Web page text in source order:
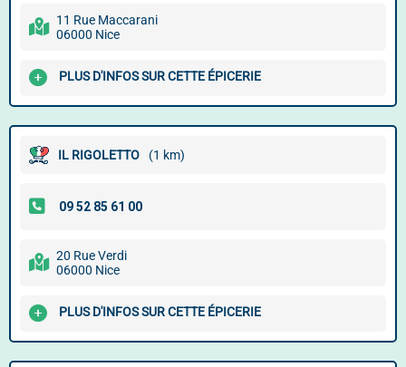
11 Rue Maccarani
06000 Nice
PLUS D'INFOS SUR CETTE ÉPICERIE
IL RIGOLETTO (1 km)
20 Rue Verdi
06000 Nice
PLUS D'INFOS SUR CETTE ÉPICERIE